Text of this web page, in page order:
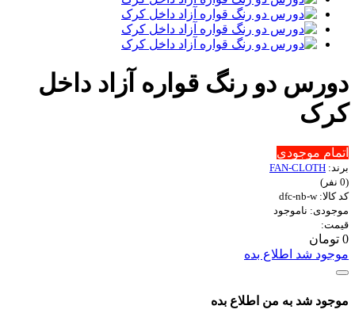
دورس دو رنگ قواره آزاد داخل
کرک
اتمام موجودی
برند: FAN-CLOTH
(0 نفر)
کد کالا: dfc-nb-w
موجودی: ناموجود
قیمت:
0 تومان
موجود شد اطلاع بده
موجود شد به من اطلاع بده